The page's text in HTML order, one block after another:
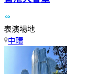
表演場地
中環